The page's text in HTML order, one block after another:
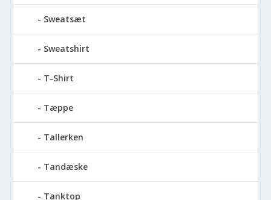
Sweatsæt
Sweatshirt
T-Shirt
Tæppe
Tallerken
Tandæske
Tanktop